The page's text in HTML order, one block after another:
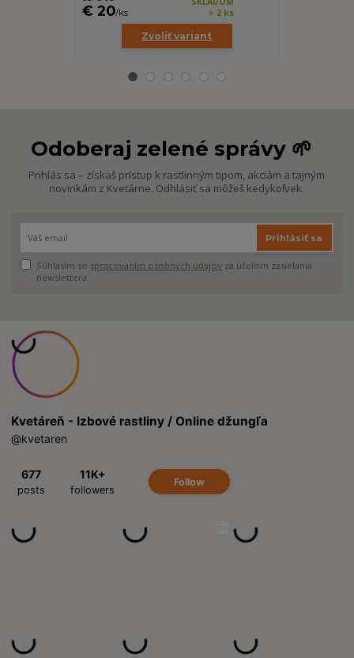
€ 20/ks
> 2 ks
Zvoliť variant
Odoberaj zelené správy 🌱
Prihlás sa – získaš prístup k rastlinným tipom, akciám a tajným
novinkám z Kvetárne. Odhlásiť sa môžeš kedykoľvek.
Prihlásiť sa
Súhlasím so spracovaním osobných údajov za účelom zasielania
newslettera.